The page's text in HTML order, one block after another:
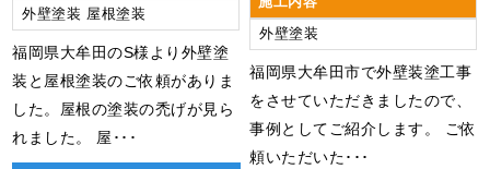
外壁塗装 屋根塗装
福岡県大牟田のS様より外壁塗
装と屋根塗装のご依頼がありま
した。屋根の塗装の禿げが見ら
れました。 屋･･･
外壁塗装
福岡県大牟田市で外壁装塗工事
をさせていただきましたので、
事例としてご紹介します。 ご依
頼いただいた･･･